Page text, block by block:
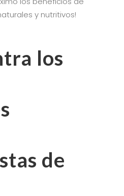
y nutritivos!
los
de